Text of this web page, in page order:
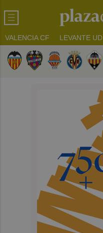
VALENCIA CF LEVANTE UD